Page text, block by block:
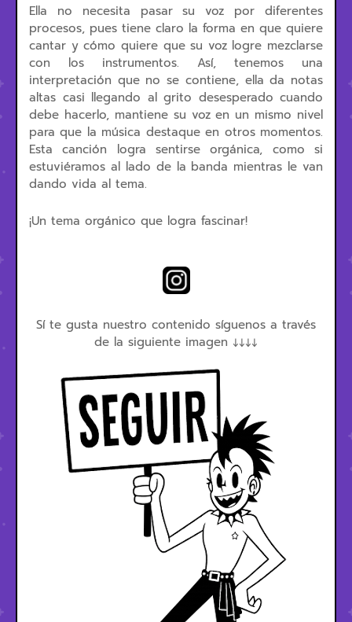
Ella no necesita pasar su voz por diferentes
procesos, pues tiene claro la forma en que quiere
cantar y cómo quiere que su voz logre mezclarse
con los instrumentos. Así, tenemos una
interpretación que no se contiene, ella da notas
altas casi llegando al grito desesperado cuando
debe hacerlo, mantiene su voz en un mismo nivel
para que la música destaque en otros momentos.
Esta canción logra sentirse orgánica, como si
estuviéramos al lado de la banda mientras le van
dando vida al tema.
¡Un tema orgánico que logra fascinar!
Sí te gusta nuestro contenido síguenos a través
de la siguiente imagen ↓↓↓↓